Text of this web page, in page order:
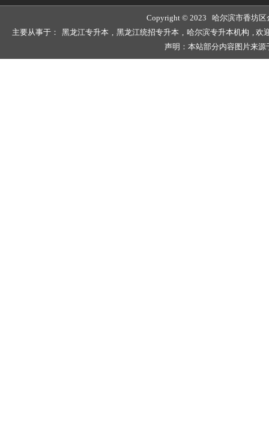
Copyright © 2023 哈尔滨市香坊
主要从事于：
黑龙江专升本 , 黑龙江统招专升本 , 哈尔滨专升本机构 , 欢
声明：本站部分内容图片来源